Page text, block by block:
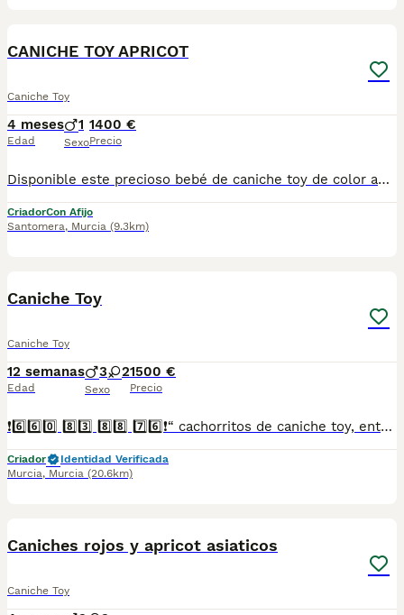
CANICHE TOY APRICOT
Caniche Toy
4 meses
Edad
1
Sexo
1400 €
Precio
Disponible este precioso bebé de caniche toy de color apricot es un machito y es muy cariñoso, si estás interesado contacta con nosotros
CriadorCon Afijo
Santomera, Murcia (9.3km)
Caniche Toy
Caniche Toy
12 semanas
Edad
3 2
Sexo
1500 €
Precio
❗6️⃣6️⃣0️⃣ 8️⃣3️⃣ 8️⃣8️⃣ 7️⃣6️⃣❗“ cachorritos de caniche toy, entregamos vacunados desparasitados con cartilla veterinaria, microchip y contrato de garantia de compra..”
Criador
Identidad Verificada
Murcia, Murcia (20.6km)
Caniches rojos y apricot asiaticos
Caniche Toy